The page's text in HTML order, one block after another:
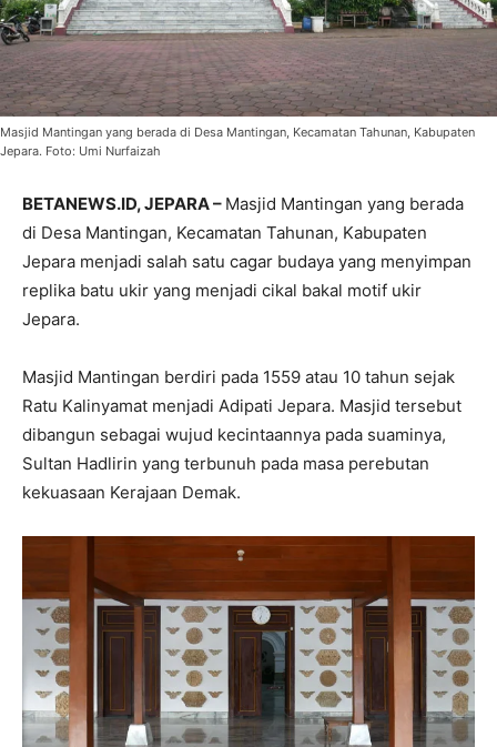
Masjid Mantingan yang berada di Desa Mantingan, Kecamatan Tahunan, Kabupaten
Jepara. Foto: Umi Nurfaizah
BETANEWS.ID, JEPARA – Masjid Mantingan yang berada
di Desa Mantingan, Kecamatan Tahunan, Kabupaten
Jepara menjadi salah satu cagar budaya yang menyimpan
replika batu ukir yang menjadi cikal bakal motif ukir
Jepara.
Masjid Mantingan berdiri pada 1559 atau 10 tahun sejak
Ratu Kalinyamat menjadi Adipati Jepara. Masjid tersebut
dibangun sebagai wujud kecintaannya pada suaminya,
Sultan Hadlirin yang terbunuh pada masa perebutan
kekuasaan Kerajaan Demak.